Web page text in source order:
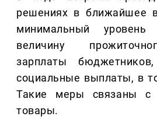
решениях в ближайшее
минимальный уровень
величину
зарплаты
социальные выплаты, в
Такие меры связаны с
товары.